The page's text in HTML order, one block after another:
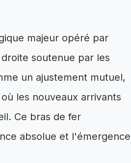
majeur opéré par
soutenue par les
un ajustement mutuel,
les nouveaux arrivants
Ce bras de fer
absolue et l'émergence